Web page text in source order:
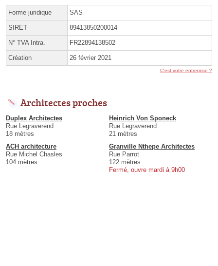
Forme juridique SAS
SIRET 89413850200014
N° TVA Intra. FR22894138502
Création 26 février 2021
C'est votre entreprise ?
Architectes proches
Duplex Architectes
Rue Legraverend
18 mètres
Heinrich Von Sponeck
Rue Legraverend
21 mètres
ACH architecture
Rue Michel Chasles
104 mètres
Granville Nthepe Architectes
Rue Parrot
122 mètres
Fermé, ouvre mardi à 9h00